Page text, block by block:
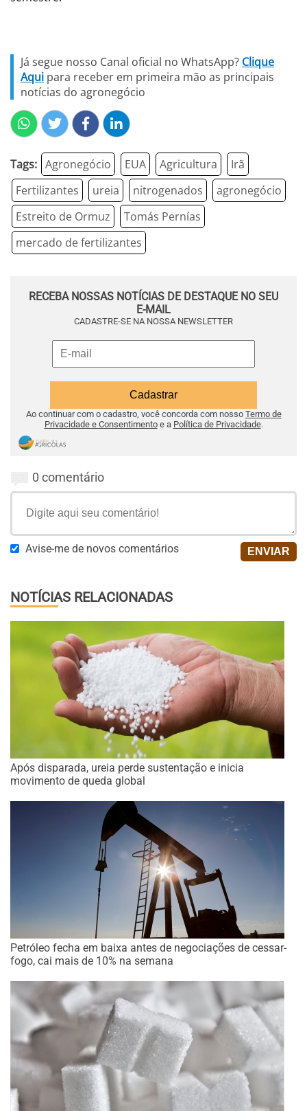
Já segue nosso Canal oficial no WhatsApp? Clique
Aqui para receber em primeira mão as principais
notícias do agronegócio
Tags: Agronegócio EUA Agricultura
Irã
Fertilizantes
ureia nitrogenados
agronegócio
Estreito de Ormuz
Tomás Pernías
mercado de fertilizantes
RECEBA NOSSAS NOTÍCIAS DE DESTAQUE NO SEU
E-MAIL
CADASTRE-SE NA NOSSA NEWSLETTER
Ao continuar com o cadastro, você concorda com nosso Termo de
Privacidade e Consentimentoe a Política de Privacidade.
0 comentário
Avise-me de novos comentários
NOTÍCIAS RELACIONADAS
Após disparada, ureia perde sustentação e inicia
movimento de queda global
Petróleo fecha em baixa antes de negociações de cessar-
fogo, cai mais de 10% na semana